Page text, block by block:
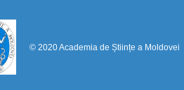
© 2020 Academia de Științe a Moldovei